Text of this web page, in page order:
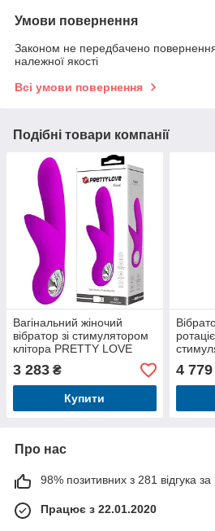
Умови повернення
Законом не передбачено
належної якості
Всі умови повернення
Подібні товари компанії
Вагінальний жіночий
вібратор зі стимулятором
клітора PRETTY LOVE
Carol
3 283 ₴
Купити
-
4 779
Про нас
98% позитивних з 281 відгука за
Працює з 22.01.2020